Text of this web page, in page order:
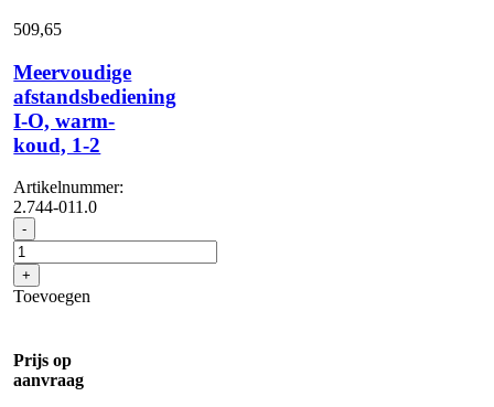
1-
2
509,65
Meervoudige
afstandsbediening
I-O, warm-
koud, 1-2
Artikelnummer:
2.744-011.0
- Meervoudige
afstandsbediening
I-
O,
warm-
2
aantal
+
Toevoegen
Prijs op
aanvraag